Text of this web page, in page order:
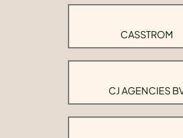
CASSTROM
CJ AGENCIES